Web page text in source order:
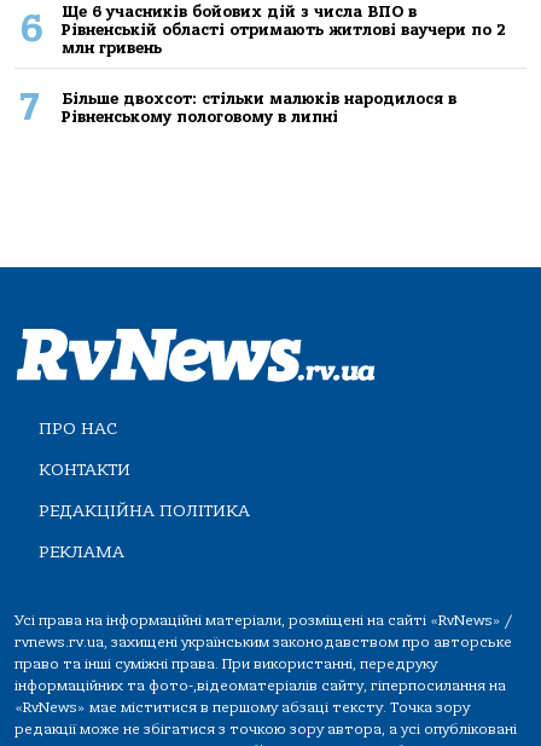
6
Ще 6 учасників бойових дій з числа ВПО в
Рівненській області отримають житлові ваучери по 2
млн гривень
7
Більше двохсот: стільки малюків народилося в
Рівненському пологовому в липні
ПРО НАС
КОНТАКТИ
РЕДАКЦІЙНА ПОЛІТИКА
РЕКЛАМА
Усі права на інформаційні матеріали, розміщені на сайті «RvNews» /
rvnews.rv.ua, захищені українським законодавством про авторське
право та інші суміжні права. При використанні, передруку
інформаційних та фото-,відеоматеріалів сайту, гіперпосилання на
«RvNews» має міститися в першому абзаці тексту. Точка зору
редакції може не збігатися з точкою зору автора, а усі опубліковані